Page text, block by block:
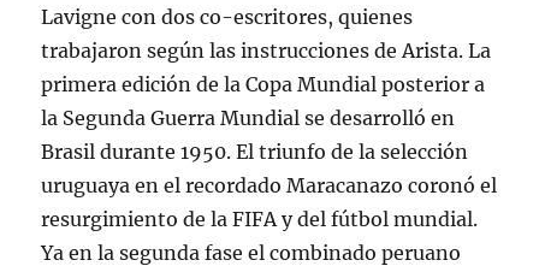
Lavigne con dos co-escritores, quienes
trabajaron según las instrucciones de Arista. La
primera edición de la Copa Mundial posterior a
la Segunda Guerra Mundial se desarrolló en
Brasil durante 1950. El triunfo de la selección
uruguaya en el recordado Maracanazo coronó el
resurgimiento de la FIFA y del fútbol mundial.
Ya en la segunda fase el combinado peruano